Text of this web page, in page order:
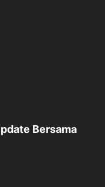
Bersama